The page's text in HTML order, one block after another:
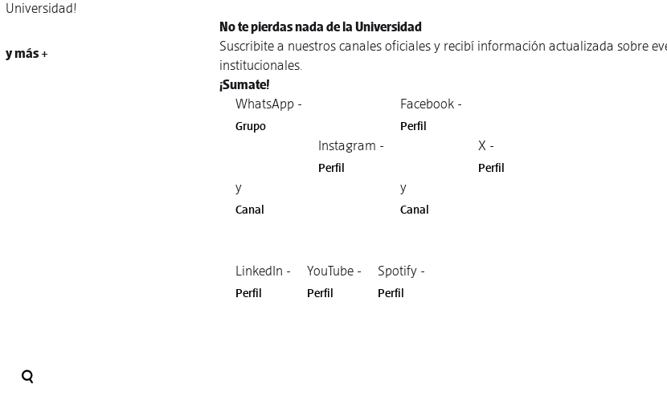
Universidad!
y más +
No te pierdas nada de la Universidad
Suscribite a nuestros canales oficiales y recibí información actualizada sobre
institucionales.
¡Sumate!
WhatsApp -
Grupo
y
Canal
Instagram -
Perfil
Facebook -
Perfil
y
Canal
X -
Perfil
LinkedIn -
Perfil
YouTube -
Perfil
Spotify -
Perfil